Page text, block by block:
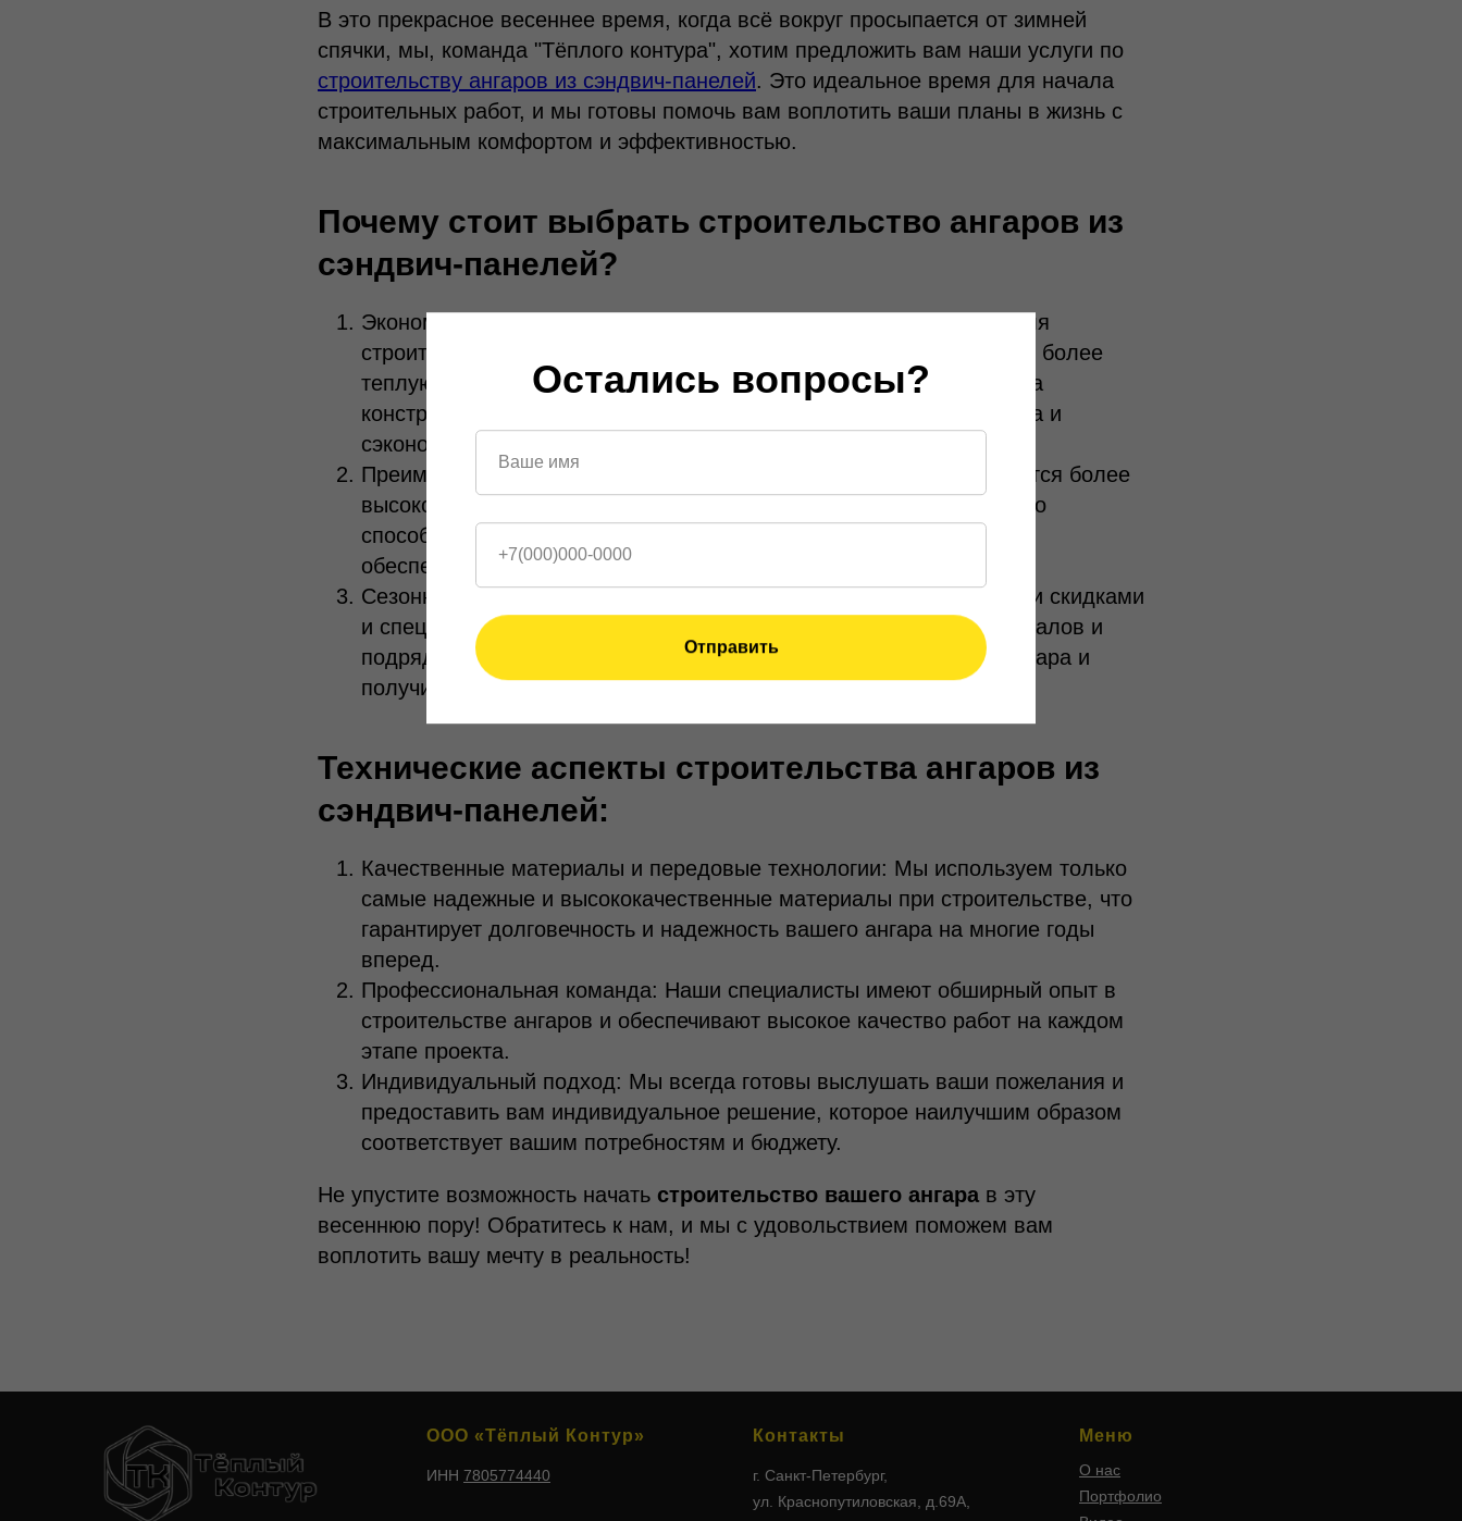
В это прекрасное весеннее время, когда всё вокруг просыпается от зимней
спячки, мы, команда "Тёплого контура", хотим предложить вам наши услуги по
строительству ангаров из сэндвич-панелей. Это идеальное время для начала
строительных работ, и мы готовы помочь вам воплотить ваши планы в жизнь с
максимальным комфортом и эффективностью.
Почему стоит выбрать строительство ангаров из
сэндвич-панелей?
Экономия времени и ресурсов: Весенний период благоприятен для
строительства, поскольку позволяет использовать мягкую почву и более
теплую погоду для более быстрой укладки фундамента и монтажа
конструкций. Это позволяет сократить общее время строительства и
сэкономить ваши ресурсы.
Преимущества сезонного выбора: Весенний период характеризуется более
высокой влажностью воздуха и более мягкими температурами, что
способствует более эффективной установке сэндвич-панелей и
обеспечивает более стабильные условия для строительства.
Сезонные скидки и акции: Весна часто сопровождается сезонными скидками
и специальными предложениями со стороны поставщиков материалов и
подрядчиков, что позволяет вам сэкономить на строительстве ангара и
получить дополнительные бонусы или услуги.
Технические аспекты строительства ангаров из
сэндвич-панелей:
Качественные материалы и передовые технологии: Мы используем только
самые надежные и высококачественные материалы при строительстве, что
гарантирует долговечность и надежность вашего ангара на многие годы
вперед.
Профессиональная команда: Наши специалисты имеют обширный опыт в
строительстве ангаров и обеспечивают высокое качество работ на каждом
этапе проекта.
Индивидуальный подход: Мы всегда готовы выслушать ваши пожелания и
предоставить вам индивидуальное решение, которое наилучшим образом
соответствует вашим потребностям и бюджету.
Не упустите возможность начать строительство вашего ангара в эту
весеннюю пору! Обратитесь к нам, и мы с удовольствием поможем вам
воплотить вашу мечту в реальность!
ООО «Тёплый Контур»
ИНН 7805774440
Контакты
г. Санкт-Петербург,
ул. Краснопутиловская, д.69А,
Меню
О нас
Портфолио
Остались вопросы?
Отправить